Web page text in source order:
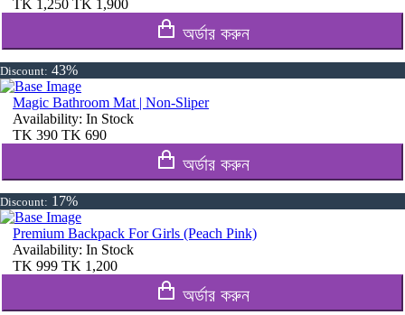
TK 1,250 TK 1,900
অর্ডার করুন
Discount: 43%
Magic Bathroom Mat | Non-Sliper
Availability: In Stock
TK 390 TK 690
অর্ডার করুন
Discount: 17%
Premium Backpack For Girls (Peach Pink)
Availability: In Stock
TK 999 TK 1,200
অর্ডার করুন